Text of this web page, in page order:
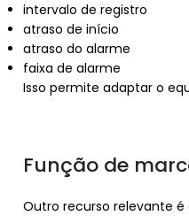
intervalo de registro
atraso de início
atraso do alarme
faixa de alarme
Isso permite adaptar o
Função de
Outro recurso relevante